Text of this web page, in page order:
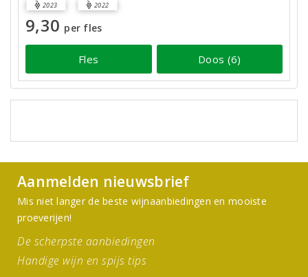
2023 2022
9,30 per fles
Fles Doos (6)
Aanmelden nieuwsbrief
Mis niet langer de beste wijnaanbiedingen en mooiste
proeverijen!
De scherpste aanbiedingen
Handige wijn en spijs tips